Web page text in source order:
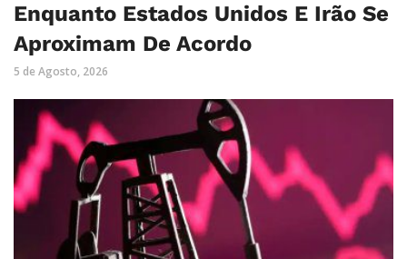
Enquanto Estados Unidos E Irão Se
Aproximam De Acordo
5 de Agosto, 2026